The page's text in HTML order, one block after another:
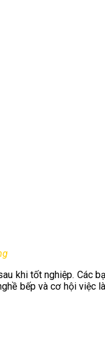
khi tốt nghiệp. Các
bếp và cơ hội việc